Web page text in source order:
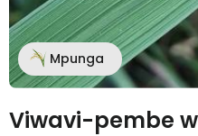
Mpunga
Viwavi-pembe